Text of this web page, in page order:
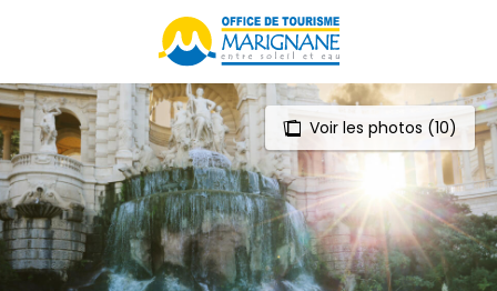
principal
Voir les photos (10)